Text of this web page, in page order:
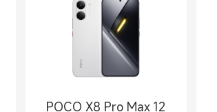
POCO X8 Pro Max 12